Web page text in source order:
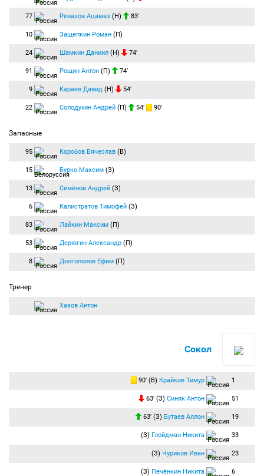
77 Ревазов Ацамаз (Н) 83′
10 Защепкин Роман (П)
24 Шамкин Даниил (Н) 74′
91 Рощин Антон (П) 74′
9 Караев Давид (Н) 54′
22 Солодухин Андрей (П) 54′ 90′
Запасные
95 Коробов Вячеслав (В)
15 Бурко Максим (З)
13 Семёнов Андрей (З)
6 Калистратов Тимофей (З)
83 Лайкин Максим (П)
53 Дерюгин Александр (П)
8 Долгополов Ефим (П)
Тренер
Хазов Антон
Сокол
90′ (В) Крайков Тимур 1
63′ (З) Синяк Антон 51
63′ (З) Бутаев Аллон 19
(З) Глойдман Никита 33
(З) Чуриков Иван 23
(З) Печёнкин Никита 6